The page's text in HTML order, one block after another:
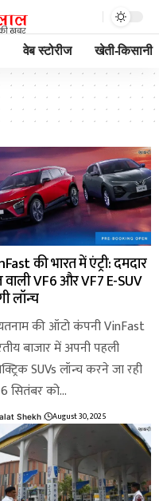
वेब स्टोरीज खेती-किसानी
की भारत में एंट्री: दमदार
VF6 और VF7 E-SUV
लॉन्च
की ऑटो कंपनी VinFast
बाजार में अपनी पहली
SUVs लॉन्च करने जा रही
सितंबर को…
Shekh August 30, 2025